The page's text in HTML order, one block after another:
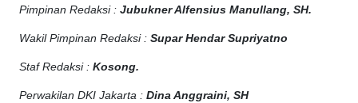
Pimpinan Redaksi : Jubukner Alfensius Manullang, SH.
Wakil Pimpinan Redaksi : Supar Hendar Supriyatno
Staf Redaksi : Kosong.
Perwakilan DKI Jakarta : Dina Anggraini, SH